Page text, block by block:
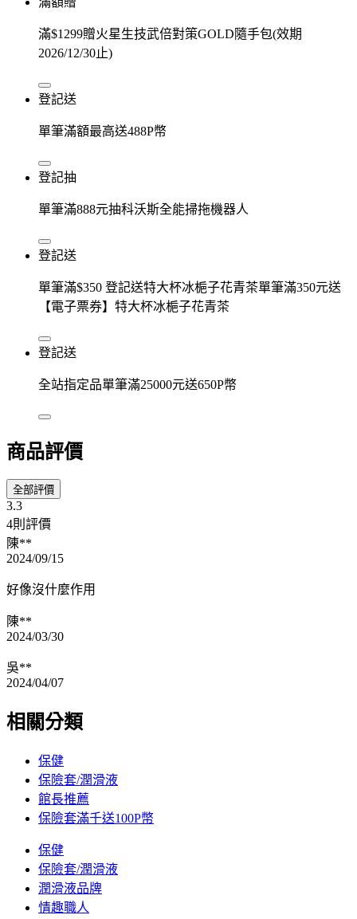
滿$1299贈火星生技武倍對策GOLD隨手包(效期
2026/12/30止)
登記送
單筆滿額最高送488P幣
登記抽
單筆滿888元抽科沃斯全能掃拖機器人
登記送
單筆滿$350 登記送特大杯冰梔子花青茶單筆滿350元送
【電子票券】特大杯冰梔子花青茶
登記送
全站指定品單筆滿25000元送650P幣
商品評價
全部評價
3.3
4則評價
陳**
2024/09/15
好像沒什麼作用
陳**
2024/03/30
吳**
2024/04/07
相關分類
保健
保險套/潤滑液
館長推薦
保險套滿千送100P幣
保健
保險套/潤滑液
潤滑液品牌
情趣職人